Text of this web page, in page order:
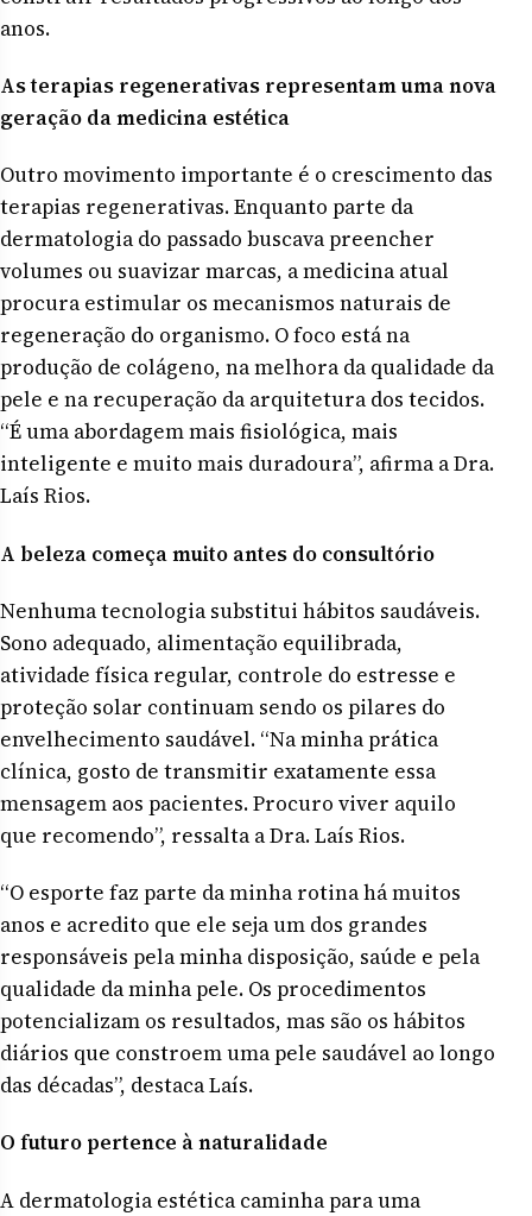
anos.
As terapias regenerativas representam uma nova
geração da medicina estética
Outro movimento importante é o crescimento das
terapias regenerativas. Enquanto parte da
dermatologia do passado buscava preencher
volumes ou suavizar marcas, a medicina atual
procura estimular os mecanismos naturais de
regeneração do organismo. O foco está na
produção de colágeno, na melhora da qualidade da
pele e na recuperação da arquitetura dos tecidos.
“É uma abordagem mais fisiológica, mais
inteligente e muito mais duradoura”, afirma a Dra.
Laís Rios.
A beleza começa muito antes do consultório
Nenhuma tecnologia substitui hábitos saudáveis.
Sono adequado, alimentação equilibrada,
atividade física regular, controle do estresse e
proteção solar continuam sendo os pilares do
envelhecimento saudável. “Na minha prática
clínica, gosto de transmitir exatamente essa
mensagem aos pacientes. Procuro viver aquilo
que recomendo”, ressalta a Dra. Laís Rios.
“O esporte faz parte da minha rotina há muitos
anos e acredito que ele seja um dos grandes
responsáveis pela minha disposição, saúde e pela
qualidade da minha pele. Os procedimentos
potencializam os resultados, mas são os hábitos
diários que constroem uma pele saudável ao longo
das décadas”, destaca Laís.
O futuro pertence à naturalidade
A dermatologia estética caminha para uma